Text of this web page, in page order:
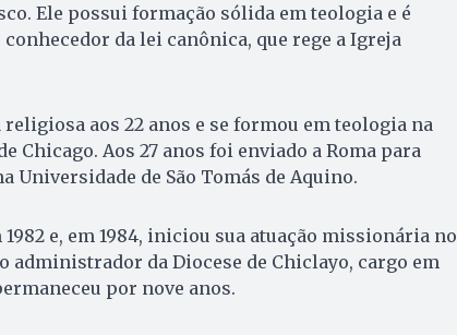
Ele possui formação sólida em teologia e é
da lei canônica, que rege a Igreja
aos 22 anos e se formou em teologia na
Chicago. Aos 27 anos foi enviado a Roma para
Universidade de São Tomás de Aquino.
e, em 1984, iniciou sua atuação missionária no
administrador da Diocese de Chiclayo, cargo em
por nove anos.